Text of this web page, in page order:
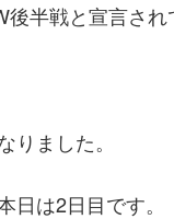
後半戦と宣言さ
りました。
日は2日目です。